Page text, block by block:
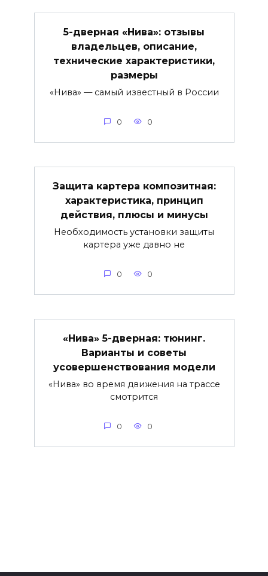
5-дверная «Нива»: отзывы
владельцев, описание,
технические характеристики,
размеры
«Нива» — самый известный в России
0 0
Защита картера композитная:
характеристика, принцип
действия, плюсы и минусы
Необходимость установки защиты
картера уже давно не
0 0
«Нива» 5-дверная: тюнинг.
Варианты и советы
усовершенствования модели
«Нива» во время движения на трассе
смотрится
0 0